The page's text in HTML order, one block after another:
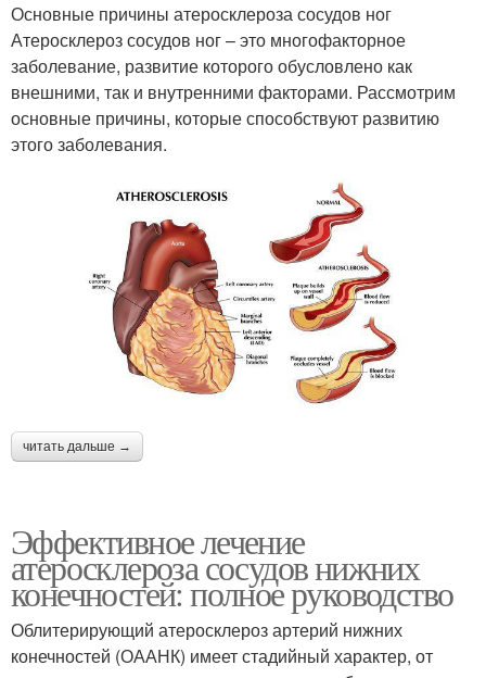
Основные причины атеросклероза сосудов ног
Атеросклероз сосудов ног – это многофакторное
заболевание, развитие которого обусловлено как
внешними, так и внутренними факторами. Рассмотрим
основные причины, которые способствуют развитию
этого заболевания.
читать дальше →
Эффективное лечение
атеросклероза сосудов нижних
конечностей: полное руководство
Облитерирующий атеросклероз артерий нижних
конечностей (ОААНК) имеет стадийный характер, от